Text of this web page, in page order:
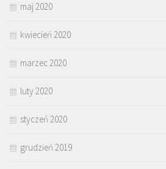
maj 2020
kwiecień 2020
marzec 2020
luty 2020
styczeń 2020
grudzień 2019